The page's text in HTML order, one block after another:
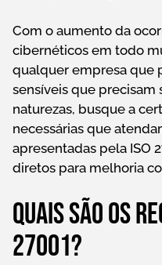
Com o aumento da
cibernéticos em todo
qualquer empresa que
sensíveis que precisam
naturezas, busque a
necessárias que
apresentadas pela ISO
diretos para melhoria
Quais são os
27001?